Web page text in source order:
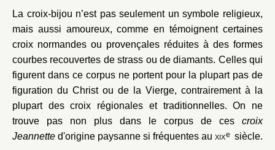
La croix-bijou n’est pas seulement un symbole religieux,
mais aussi amoureux, comme en témoignent certaines
croix normandes ou provençales réduites à des formes
courbes recouvertes de strass ou de diamants. Celles qui
figurent dans ce corpus ne portent pour la plupart pas de
figuration du Christ ou de la Vierge, contrairement à la
plupart des croix régionales et traditionnelles. On ne
trouve pas non plus dans le corpus de ces croix
Jeannette d'origine paysanne si fréquentes au xixe siècle.